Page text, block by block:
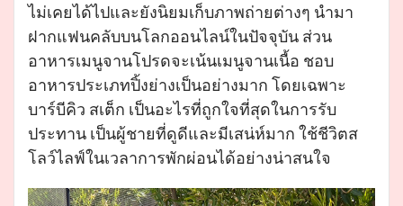
ไม่เคยได้ไปและยังนิยมเก็บภาพถ่ายต่างๆ นำมา
ฝากแฟนคลับบนโลกออนไลน์ในปัจจุบัน ส่วน
อาหารเมนูจานโปรดจะเน้นเมนูจานเนื้อ ชอบ
อาหารประเภทปิ้งย่างเป็นอย่างมาก โดยเฉพาะ
บาร์บีคิว สเต็ก เป็นอะไรที่ถูกใจที่สุดในการรับ
ประทาน เป็นผู้ชายที่ดูดีและมีเสน่ห์มาก ใช้ชีวิตส
โลว์ไลฟ์ในเวลาการพักผ่อนได้อย่างน่าสนใจ